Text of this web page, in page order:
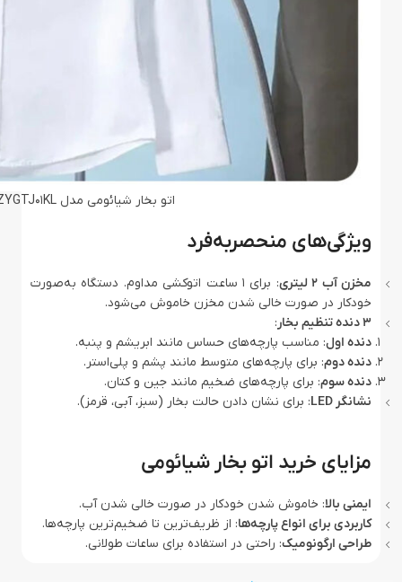
اتو بخار شیائومی مدل Xiaomi Mijia ZYGTJ01KL
ویژگی‌های منحصربه‌فرد
مخزن آب 2 لیتری
: برای 1 ساعت اتوکشی مداوم. دستگاه به‌صورت
خودکار در صورت خالی شدن مخزن خاموش می‌شود.
3 دنده تنظیم بخار
:
دنده اول: مناسب پارچه‌های حساس مانند ابریشم و پنبه.
دنده دوم: برای پارچه‌های متوسط مانند پشم و پلی‌استر.
دنده سوم: برای پارچه‌های ضخیم مانند جین و کتان.
نشانگر LED
: برای نشان دادن حالت بخار (سبز، آبی، قرمز).
مزایای خرید اتو بخار شیائومی
ایمنی بالا: خاموش شدن خودکار در صورت خالی شدن آب.
کاربردی برای انواع پارچه‌ها: از ظریف‌ترین تا ضخیم‌ترین پارچه‌ها.
طراحی ارگونومیک: راحتی در استفاده برای ساعات طولانی.